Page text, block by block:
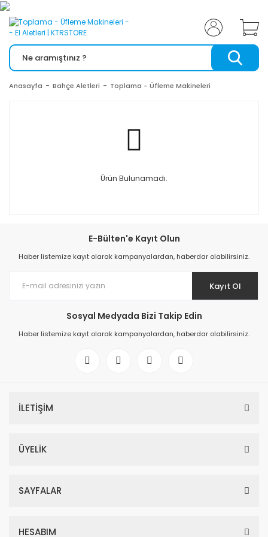
Anasayfa Bahçe Aletleri Toplama - Üfleme Makineleri
Ürün Bulunamadı.
E-Bülten'e Kayıt Olun
Haber listemize kayıt olarak kampanyalardan, haberdar olabilirsiniz.
Kayıt Ol
Sosyal Medyada Bizi Takip Edin
Haber listemize kayıt olarak kampanyalardan, haberdar olabilirsiniz.
İLETİŞİM
ÜYELİK
SAYFALAR
HESABIM